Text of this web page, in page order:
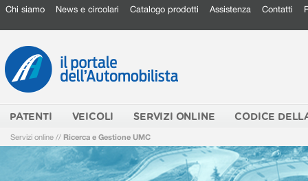
Chi siamo News e circolari Catalogo prodotti Assistenza Contatti
PATENTI VEICOLI SERVIZI ONLINE CODICE
Servizi online // Ricerca e Gestione UMC